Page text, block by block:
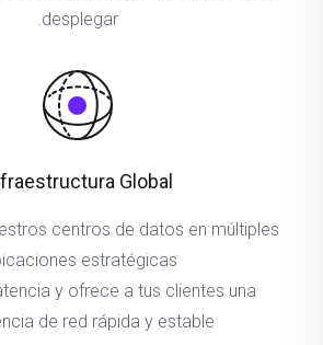
desplegar.
Global
centros de datos en múltiples
estratégicas.
y ofrece a tus clientes una
de red rápida y estable.